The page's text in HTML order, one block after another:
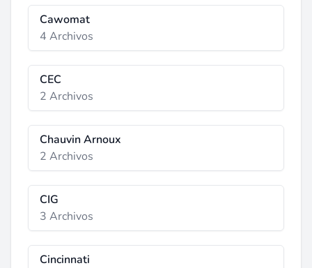
Cawomat
4 Archivos
CEC
2 Archivos
Chauvin Arnoux
2 Archivos
CIG
3 Archivos
Cincinnati